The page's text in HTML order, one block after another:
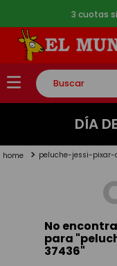
3 cuotas
Buscar
TÉRMINOS MÁS
2.
lego
toy story
DÍA
peluche-jessi-
No
para "
37436"